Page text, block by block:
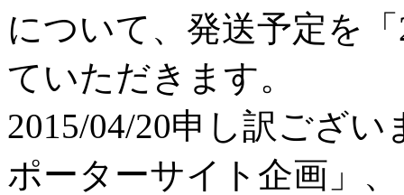
について、発送予定を
ていただきます。
2015/04/20申し訳ござい
ポーターサイト企画」